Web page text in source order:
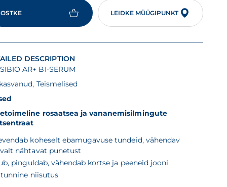
OSTKE LEIDKE MÜÜGIPUNKT
DESCRIPTION
AR+ BI-SERUM
Teismelised
rosaatsea ja vananemisilmingute
sentraat
koheselt ebamugavuse tundeid, vähendav
nähtavat punetust
pinguldab, vähendab kortse ja peeneid jooni
niisutus